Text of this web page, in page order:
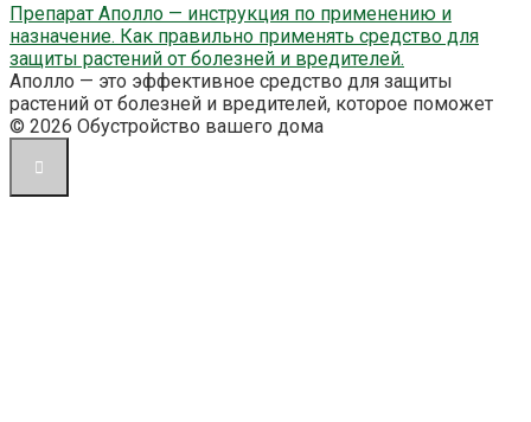
Препарат Аполло — инструкция по применению и
назначение. Как правильно применять средство для
защиты растений от болезней и вредителей.
Аполло — это эффективное средство для защиты
растений от болезней и вредителей, которое поможет
© 2026 Обустройство вашего дома